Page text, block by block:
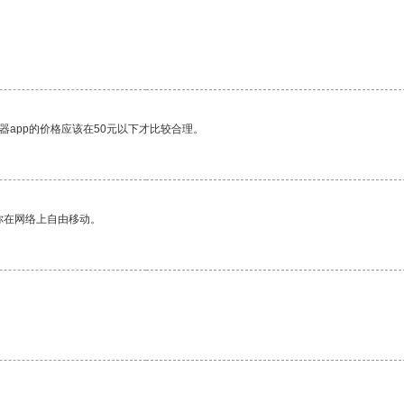
app的价格应该在50元以下才比较合理。
网络上自由移动。